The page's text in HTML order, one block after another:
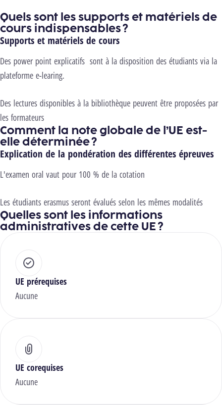
Quels sont les supports et matériels de
cours indispensables ?
Supports et matériels de cours
Des power point explicatifs sont à la disposition des étudiants via la
plateforme e-learing.
Des lectures disponibles à la bibliothèque peuvent être proposées par
les formateurs
Comment la note globale de l’UE est-
elle déterminée ?
Explication de la pondération des différentes épreuves
L'examen oral vaut pour 100 % de la cotation
Les étudiants erasmus seront évalués selon les mêmes modalités
Quelles sont les informations
administratives de cette UE ?
UE prérequises
Aucune
UE corequises
Aucune